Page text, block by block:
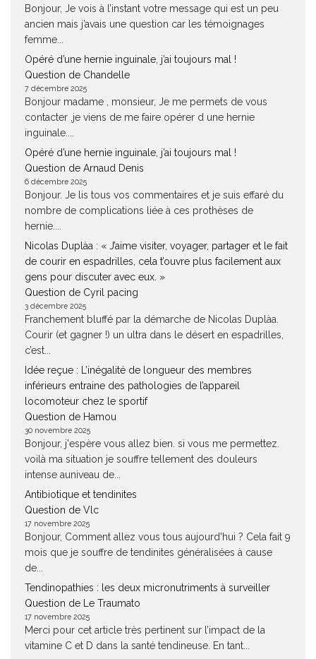
Bonjour, Je vois à l’instant votre message qui est un peu
ancien mais j’avais une question car les témoignages
femme...
Opéré d’une hernie inguinale, j’ai toujours mal !
Question de Chandelle
7 décembre 2025
Bonjour madame , monsieur, Je me permets de vous
contacter ,je viens de me faire opérer d une hernie
inguinale....
Opéré d’une hernie inguinale, j’ai toujours mal !
Question de Arnaud Denis
6 décembre 2025
Bonjour. Je lis tous vos commentaires et je suis effaré du
nombre de complications liée à ces prothèses de
hernie....
Nicolas Duplàa : « J’aime visiter, voyager, partager et le fait
de courir en espadrilles, cela t’ouvre plus facilement aux
gens pour discuter avec eux. »
Question de Cyril pacing
3 décembre 2025
Franchement bluffé par la démarche de Nicolas Duplàa.
Courir (et gagner !) un ultra dans le désert en espadrilles,
c’est...
Idée reçue : L’inégalité de longueur des membres
inférieurs entraine des pathologies de l’appareil
locomoteur chez le sportif
Question de Hamou
30 novembre 2025
Bonjour, j'espère vous allez bien. si vous me permettez.
voilà ma situation je souffre tellement des douleurs
intense auniveau de...
Antibiotique et tendinites
Question de Vlc
17 novembre 2025
Bonjour, Comment allez vous tous aujourd'hui ? Cela fait 9
mois que je souffre de tendinites généralisées à cause
de...
Tendinopathies : les deux micronutriments à surveiller
Question de Le Traumato
17 novembre 2025
Merci pour cet article très pertinent sur l’impact de la
vitamine C et D dans la santé tendineuse. En tant...